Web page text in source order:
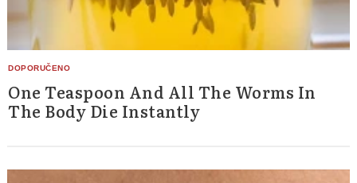
One Teaspoon And All The Worms In
The Body Die Instantly